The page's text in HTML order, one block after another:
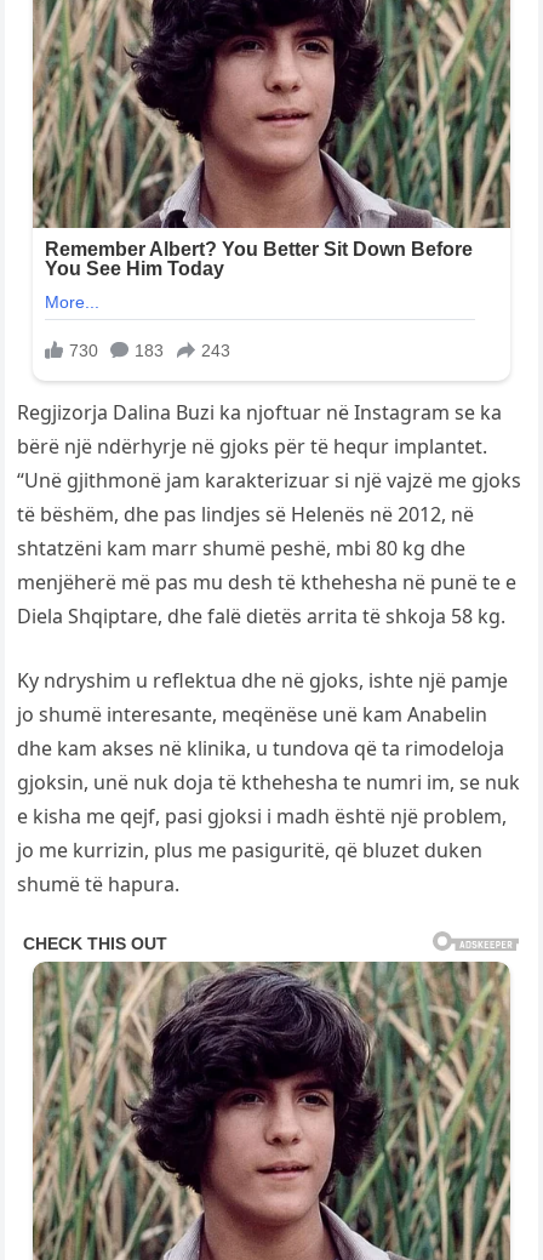
Regjizorja Dalina Buzi ka njoftuar në Instagram se ka
bërë një ndërhyrje në gjoks për të hequr implantet.
“Unë gjithmonë jam karakterizuar si një vajzë me gjoks
të bëshëm, dhe pas lindjes së Helenës në 2012, në
shtatzëni kam marr shumë peshë, mbi 80 kg dhe
menjëherë më pas mu desh të kthehesha në punë te e
Diela Shqiptare, dhe falë dietës arrita të shkoja 58 kg.
Ky ndryshim u reflektua dhe në gjoks, ishte një pamje
jo shumë interesante, meqënëse unë kam Anabelin
dhe kam akses në klinika, u tundova që ta rimodeloja
gjoksin, unë nuk doja të kthehesha te numri im, se nuk
e kisha me qejf, pasi gjoksi i madh është një problem,
jo me kurrizin, plus me pasiguritë, që bluzet duken
shumë të hapura.